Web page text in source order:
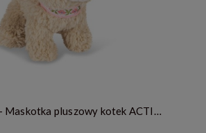
Konges Slojd - Maskotka pluszowy kotek ACTIVITY KITTY